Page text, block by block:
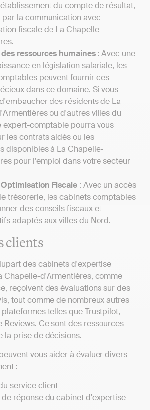
du compte de résultat,
par la communication avec
fiscale de La Chapelle-
ressources humaines : Avec une
en législation salariale, les
peuvent fournir des
dans ce domaine. Si vous
des résidents de La
ou d'autres villes du
expert-comptable pourra vous
les contrats aidés ou les
disponibles à La Chapelle-
pour l'emploi dans votre secteur
Fiscale : Avec un accès
trésorerie, les cabinets comptables
des conseils fiscaux et
adaptés aux villes du Nord.
clients
des cabinets d'expertise
Chapelle-d'Armentières, comme
reçoivent des évaluations sur des
tout comme de nombreux autres
telles que Trustpilot,
Reviews. Ce sont des ressources
la prise de décisions.
vous aider à évaluer divers
:
service client
réponse du cabinet d'expertise